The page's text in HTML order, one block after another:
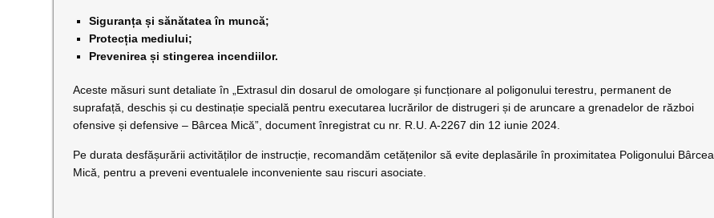
Siguranța și sănătatea în muncă;
Protecția mediului;
Prevenirea și stingerea incendiilor.
Aceste măsuri sunt detaliate în „Extrasul din dosarul de omologare și funcționare al poligonului terestru, permanent de
suprafață, deschis și cu destinație specială pentru executarea lucrărilor de distrugeri și de aruncare a grenadelor de război
ofensive și defensive – Bârcea Mică”, document înregistrat cu nr. R.U. A-2267 din 12 iunie 2024.
Pe durata desfășurării activităților de instrucție, recomandăm cetățenilor să evite deplasările în proximitatea Poligonului Bârcea
Mică, pentru a preveni eventualele inconveniente sau riscuri asociate.